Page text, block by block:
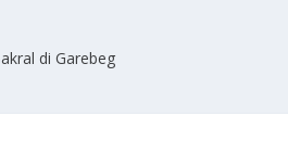
di Garebeg